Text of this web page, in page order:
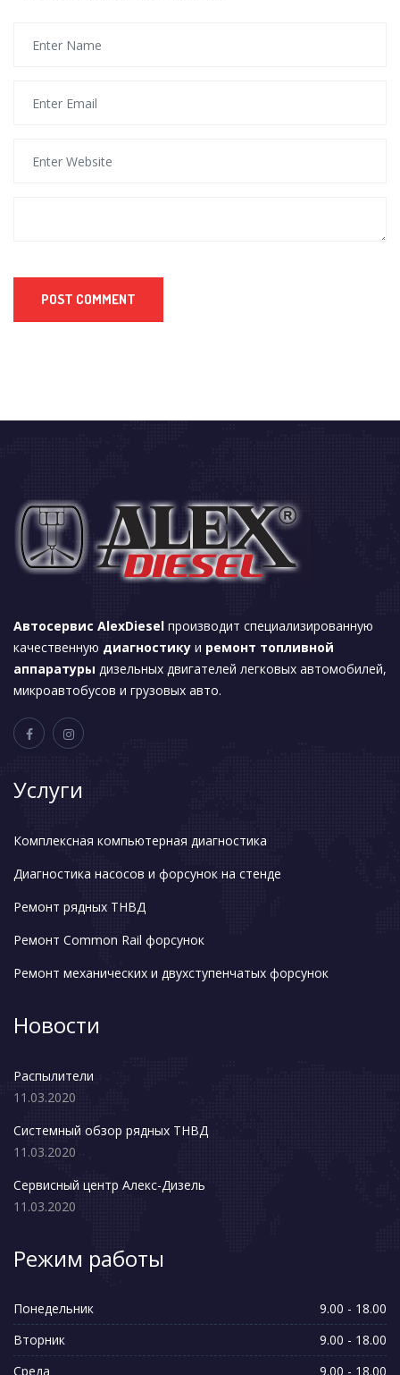
Автосервис AlexDiesel производит специализированную
качественную диагностику и ремонт топливной
аппаратуры дизельных двигателей легковых автомобилей,
микроавтобусов и грузовых авто.
Услуги
Комплексная компьютерная диагностика
Диагностика насосов и форсунок на стенде
Ремонт рядных ТНВД
Ремонт Common Rail форсунок
Ремонт механических и двухступенчатых форсунок
Новости
Распылители
11.03.2020
Системный обзор рядных ТНВД
11.03.2020
Сервисный центр Алекс-Дизель
11.03.2020
Режим работы
Понедельник
9.00 - 18.00
Вторник
9.00 - 18.00
Среда
9.00 - 18.00